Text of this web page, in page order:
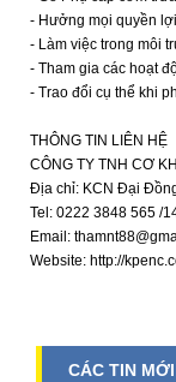
- Hưởng mọi quyền
- Làm việc trong môi
- Tham gia các hoạt
- Trao đổi cụ thể khi
THÔNG TIN LIÊN HỆ
CÔNG TY TNH CƠ
Địa chỉ: KCN Đại
Tel: 0222 3848 565 /
Email:
Website: http://
CÁC TIN